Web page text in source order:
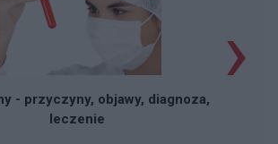
- przyczyny, objawy, diagnoza,
leczenie
›